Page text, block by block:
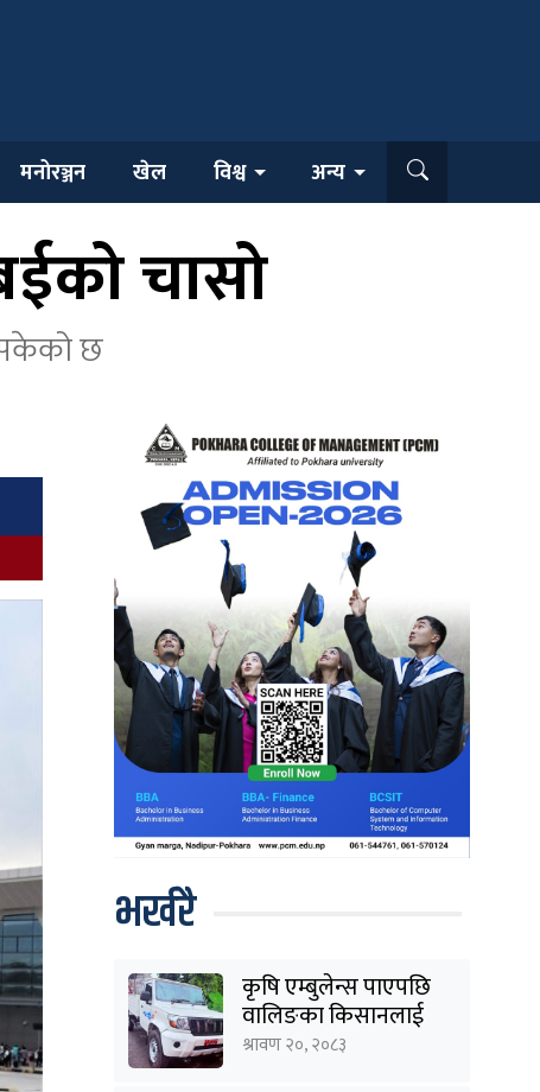
मनोरञ्जन खेल विश्व अन्य
चासो
छ
भर्खरै
कृषि एम्बुलेन्स पाएपछि
वालिङका किसानलाई
राहत
श्रावण २०, २०८३